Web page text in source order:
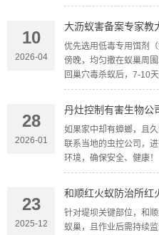
10
2026-04
大沥蚁害备案专家教
优先选用低毒专用饵剂
傍晚，均匀撒在蚁巢周
回巢穴毒杀蚁后，7-10
28
2026-01
丹灶控制有害生物公
如果家中却有蟑螂，且
联系当地的虫控公司，
环境，确保安全、健康！
23
2025-12
和顺红火蚁防治所红
针对堤坝关键部位，和
蚁巢，且作业后需持续